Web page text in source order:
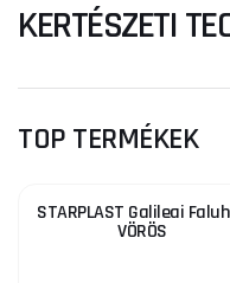
KERTÉSZETI
TOP TERMÉKEK
STARPLAST Galileai
VÖRÖS